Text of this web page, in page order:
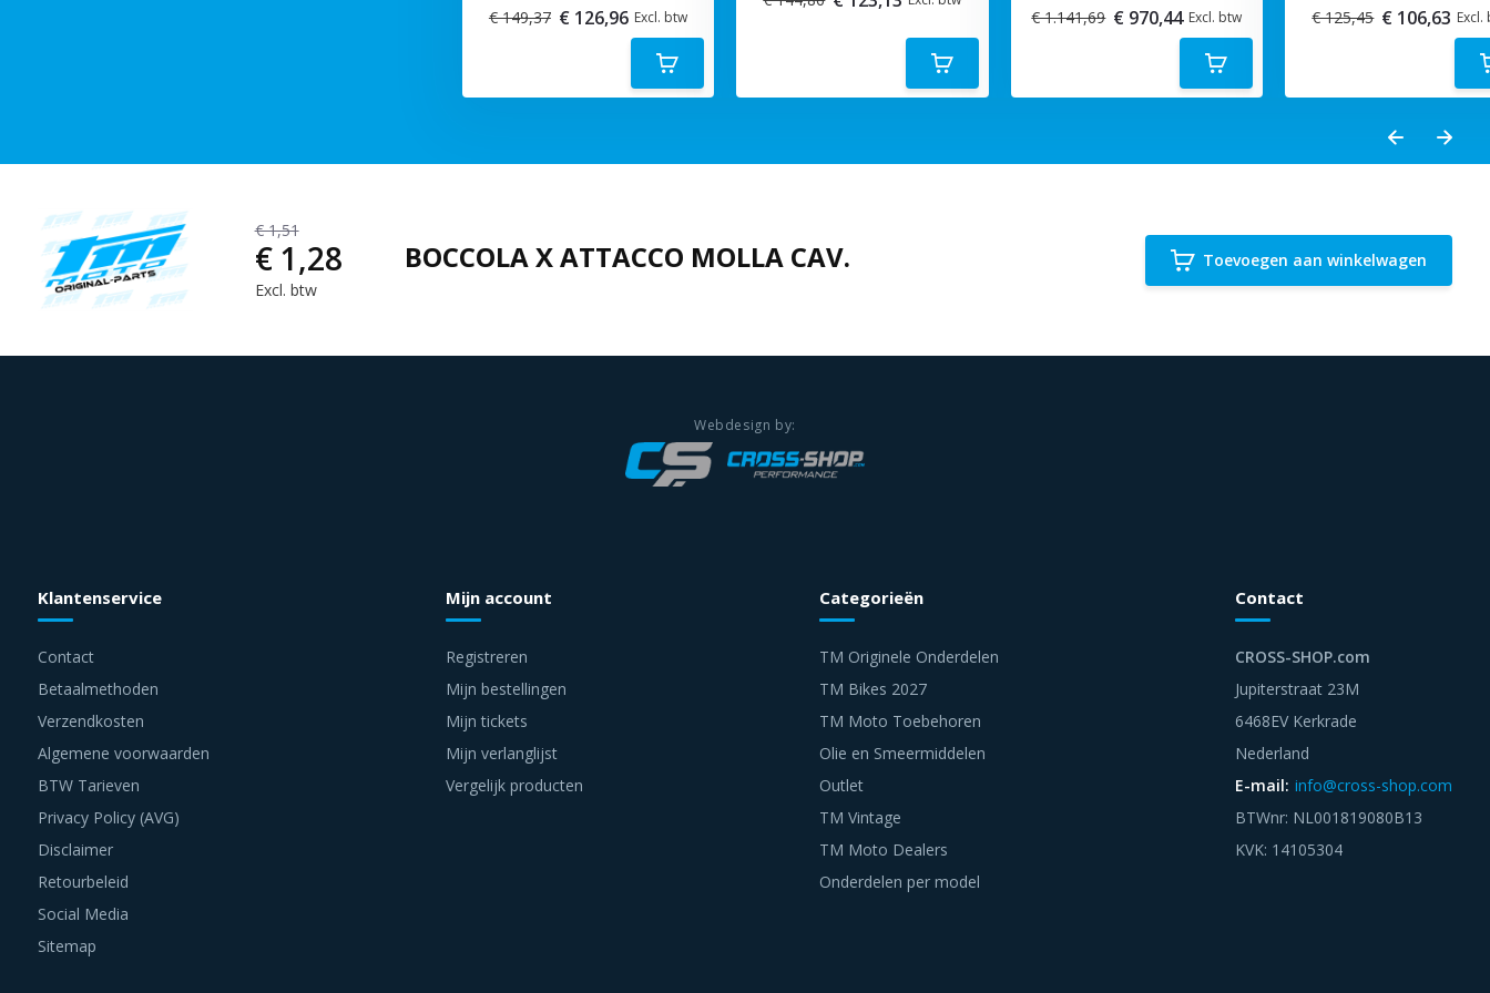
€ 149,37 € 126,96 Excl. btw
€ 1.141,69 € 970,44 Excl. btw
€ 125,45 € 106,63 Excl.
€ 1,51
€ 1,28
Excl. btw
BOCCOLA X ATTACCO MOLLA CAV. Toevoegen aan winkelwagen
Klantenservice
Contact
Betaalmethoden
Verzendkosten
Algemene voorwaarden
BTW Tarieven
Privacy Policy (AVG)
Disclaimer
Retourbeleid
Social Media
Sitemap
Mijn account
Registreren
Mijn bestellingen
Mijn tickets
Mijn verlanglijst
Vergelijk producten
Categorieën
TM Originele Onderdelen
TM Bikes 2027
TM Moto Toebehoren
Olie en Smeermiddelen
Outlet
TM Vintage
TM Moto Dealers
Onderdelen per model
Contact
CROSS-SHOP.com
Jupiterstraat 23M
6468EV Kerkrade
Nederland
E-mail: info@cross-shop.com
BTWnr: NL001819080B13
KVK: 14105304